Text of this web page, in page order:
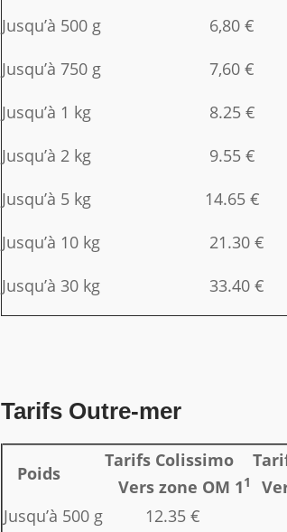
Jusqu’à 500 g 6,80 €
Jusqu’à 750 g 7,60 €
Jusqu’à 1 kg
8.25 €
Jusqu’à 2 kg
9.55 €
Jusqu’à 5 kg
14.65 €
Jusqu’à 10 kg 21.30 €
Jusqu’à 30 kg 33.40 €
Tarifs Outre-mer
Poids
Tarifs Colissimo
Vers zone OM 11
Jusqu’à 500 g 12.35 €